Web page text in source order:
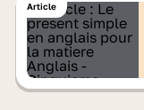
Article